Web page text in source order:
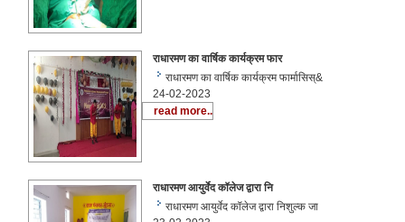
राधारमण का वार्षिक कार्यक्रम फार
राधारमण का वार्षिक कार्यक्रम फार्मासिस्&
24-02-2023
read more..
राधारमण आयुर्वेद कॉलेज द्वारा नि
राधारमण आयुर्वेद कॉलेज द्वारा निशुल्क जा